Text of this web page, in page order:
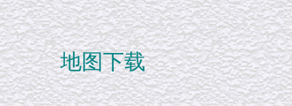
地图下载